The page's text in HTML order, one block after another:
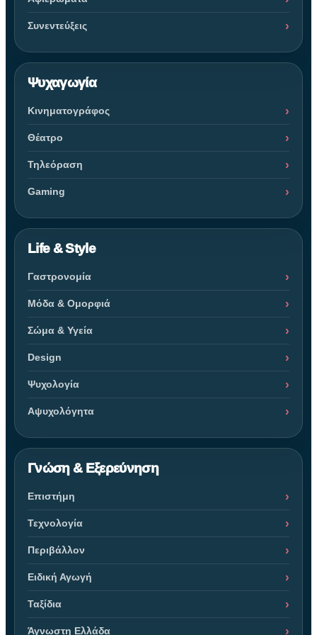
Συνεντεύξεις
Ψυχαγωγία
Κινηματογράφος
Θέατρο
Τηλεόραση
Gaming
Life & Style
Γαστρονομία
Μόδα & Ομορφιά
Σώμα & Υγεία
Design
Ψυχολογία
Αψυχολόγητα
Γνώση & Εξερεύνηση
Επιστήμη
Τεχνολογία
Περιβάλλον
Ειδική Αγωγή
Ταξίδια
Άγνωστη Ελλάδα